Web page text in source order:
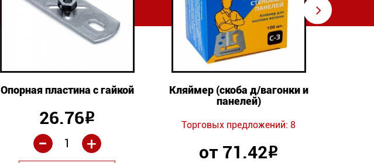
Опорная пластина с гайкой
26.76Р
+
-
Кляймер (cкоба д/вагонки и
панелей)
Торговых предложений: 8
от 71.42Р
⇨